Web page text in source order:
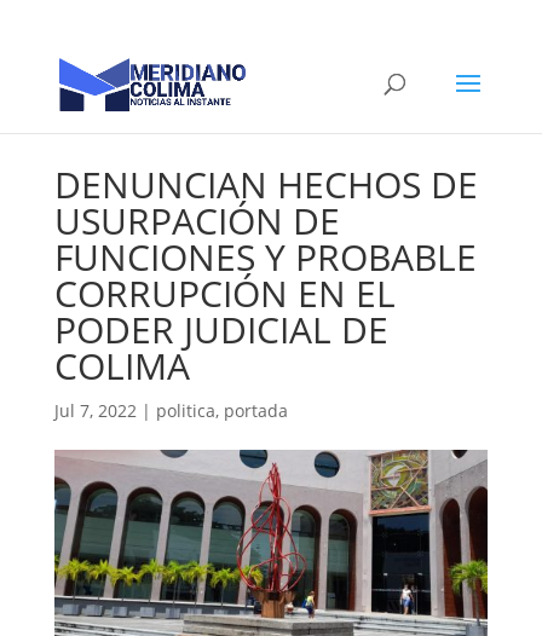
DENUNCIAN HECHOS DE
USURPACIÓN DE
FUNCIONES Y PROBABLE
CORRUPCIÓN EN EL
PODER JUDICIAL DE
COLIMA
Jul 7, 2022| politica, portada